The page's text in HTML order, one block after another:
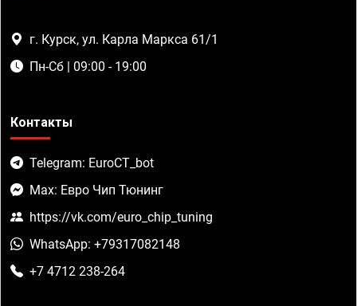
г. Курск, ул. Карла Маркса 61/1
Пн-Сб | 09:00 - 19:00
Контакты
Telegram: EuroCT_bot
Max: Евро Чип Тюнинг
https://vk.com/euro_chip_tuning
WhatsApp: +79317082148
+7 4712 238-264